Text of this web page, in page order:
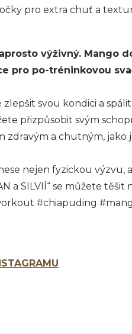
pro extra chuť a
výživný. Mango
pro po-tréninkovou
svou kondici a
přizpůsobit svým
zdravým a chutným, jako
nejen fyzickou výzvu,
a SILVIÍ“ se můžete těšit
#chiapuding